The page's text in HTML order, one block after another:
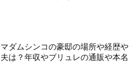
マダムシンコの豪邸の場所や経歴や
夫は？年収やブリュレの通販や本名